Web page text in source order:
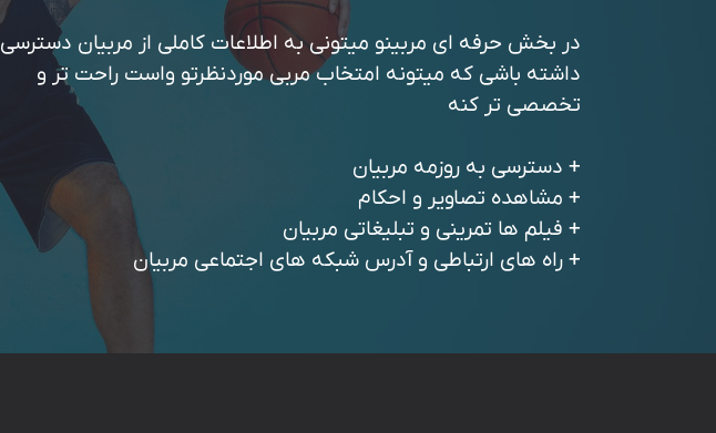
در بخش حرفه ای مربینو میتونی به اطلاعات کاملی از مربیان دسترسی
داشته باشی که میتونه امتخاب مربی موردنظرتو واست راحت تر و
تخصصی تر کنه
+ دسترسی به روزمه مربیان
+ مشاهده تصاویر و احکام
+ فیلم ها تمرینی و تبلیغاتی مربیان
+ راه های ارتباطی و آدرس شبکه های اجتماعی مربیان